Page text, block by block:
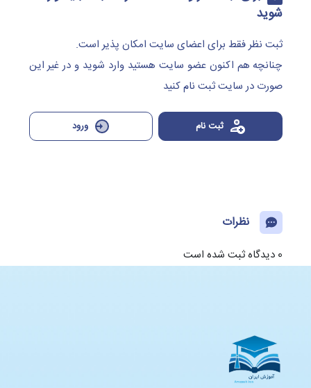
شوید
ثبت نظر فقط برای اعضای سایت امکان پذیر است.
چنانچه هم‌ اکنون عضو سایت هستید وارد شوید و در غیر این
صورت در سایت ثبت نام کنید
ثبت نام ورود
نظرات
0 دیدگاه ثبت شده است